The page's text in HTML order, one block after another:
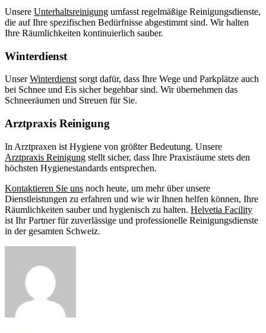
Unsere Unterhaltsreinigung umfasst regelmäßige Reinigungsdienste,
die auf Ihre spezifischen Bedürfnisse abgestimmt sind. Wir halten
Ihre Räumlichkeiten kontinuierlich sauber.
Winterdienst
UnserWinterdienst sorgt dafür, dass Ihre Wege und Parkplätze auch
bei Schnee und Eis sicher begehbar sind. Wir übernehmen das
Schneeräumen und Streuen für Sie.
Arztpraxis Reinigung
In Arztpraxen ist Hygiene von größter Bedeutung. Unsere
Arztpraxis Reinigung stellt sicher, dass Ihre Praxisräume stets den
höchsten Hygienestandards entsprechen.
Kontaktieren Sie uns noch heute, um mehr über unsere
Dienstleistungen zu erfahren und wie wir Ihnen helfen können, Ihre
Räumlichkeiten sauber und hygienisch zu halten. Helvetia Facility
ist Ihr Partner für zuverlässige und professionelle Reinigungsdienste
in der gesamten Schweiz.